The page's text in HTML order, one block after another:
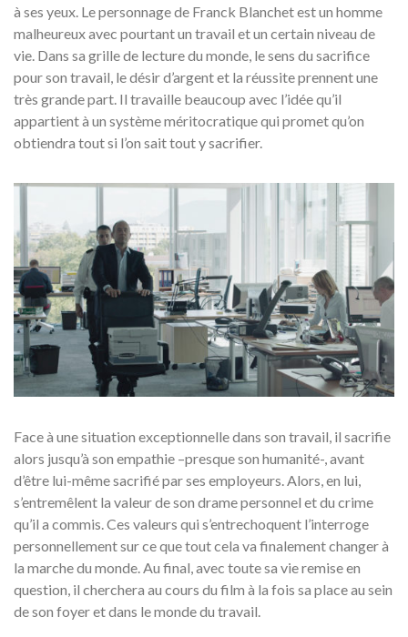
à ses yeux. Le personnage de Franck Blanchet est un homme
malheureux avec pourtant un travail et un certain niveau de
vie. Dans sa grille de lecture du monde, le sens du sacrifice
pour son travail, le désir d’argent et la réussite prennent une
très grande part. Il travaille beaucoup avec l’idée qu’il
appartient à un système méritocratique qui promet qu’on
obtiendra tout si l’on sait tout y sacrifier.
Face à une situation exceptionnelle dans son travail, il sacrifie
alors jusqu’à son empathie –presque son humanité-, avant
d’être lui-même sacrifié par ses employeurs. Alors, en lui,
s’entremêlent la valeur de son drame personnel et du crime
qu’il a commis. Ces valeurs qui s’entrechoquent l’interroge
personnellement sur ce que tout cela va finalement changer à
la marche du monde. Au final, avec toute sa vie remise en
question, il cherchera au cours du film à la fois sa place au sein
de son foyer et dans le monde du travail.